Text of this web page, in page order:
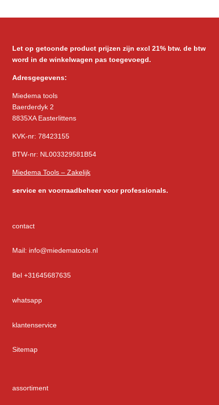
Let op getoonde product prijzen zijn excl 21% btw. de btw
word in de winkelwagen pas toegevoegd.
Adresgegevens:
Miedema tools
Baerderdyk 2
8835XA Easterlittens
KVK-nr: 78423155
BTW-nr: NL003329581B54
Miedema Tools – Zakelijk
service en voorraadbeheer voor professionals.
contact
Mail: info@miedematools.nl
Bel +31645687635
whatsapp
klantenservice
Sitemap
assortiment